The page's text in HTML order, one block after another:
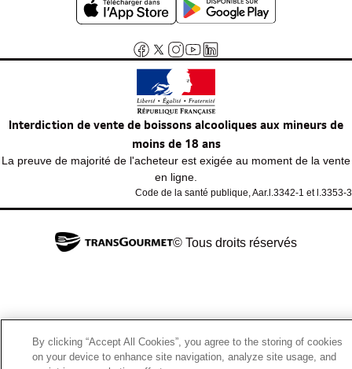
Interdiction de vente de boissons alcooliques aux mineurs de
moins de 18 ans
La preuve de majorité de l'acheteur est exigée au moment de la vente
en ligne.
Code de la santé publique, Aar.l.3342-1 et l.3353-3
© Tous droits réservés
By clicking “Accept All Cookies”, you agree to the storing of cookies
on your device to enhance site navigation, analyze site usage, and